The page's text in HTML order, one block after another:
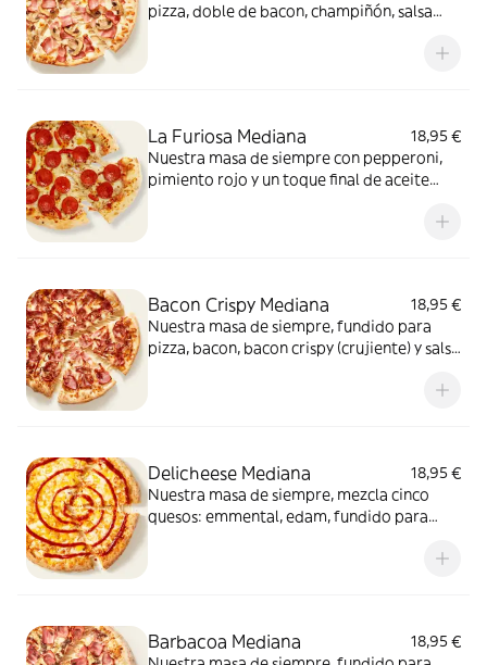
pizza, doble de bacon, champiñón, salsa
La Furiosa Mediana
18,95 €
Nuestra masa de siempre con pepperoni,
pimiento rojo y un toque final de aceite
Bacon Crispy Mediana
18,95 €
Nuestra masa de siempre, fundido para
pizza, bacon, bacon crispy (crujiente) y salsa
Delicheese Mediana
18,95 €
Nuestra masa de siempre, mezcla cinco
quesos: emmental, edam, fundido para
confitado y orégano. El festival de queso
Barbacoa Mediana
18,95 €